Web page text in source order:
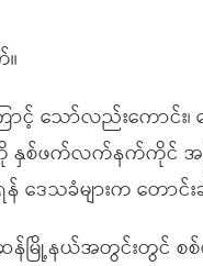
ာင့် သော်လည်းကောင်
ကို နှစ်ဖက်လက်နက်ကိုင်
ဒေသခံများက တော
မ့်ဆန်မြို့နယ်အတွင်းတွင်